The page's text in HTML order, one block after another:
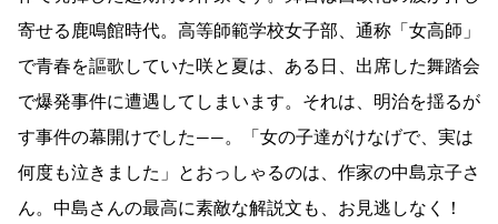
寄せる鹿鳴館時代。高等師範学校女子部、通称「女高師」
で青春を謳歌していた咲と夏は、ある日、出席した舞踏会
で爆発事件に遭遇してしまいます。それは、明治を揺るが
す事件の幕開けでした――。「女の子達がけなげで、実は
何度も泣きました」とおっしゃるのは、作家の中島京子さ
ん。中島さんの最高に素敵な解説文も、お見逃しなく！